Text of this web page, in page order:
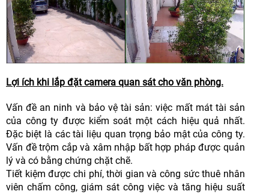
Lợi ích khi lắp đặt camera quan sát cho văn phòng.
Vấn đề an ninh và bảo vệ tài sản: việc mất mát tài sản
của công ty được kiểm soát một cách hiệu quả nhất.
Đặc biệt là các tài liệu quan trọng bảo mật của công ty.
Vấn đề trộm cắp và xâm nhập bất hợp pháp được quản
lý và có bằng chứng chặt chẽ.
Tiết kiệm được chi phí, thời gian và công sức thuê nhân
viên chấm công, giám sát công việc và tăng hiệu suất